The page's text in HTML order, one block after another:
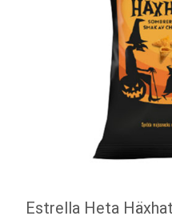
Estrella Heta